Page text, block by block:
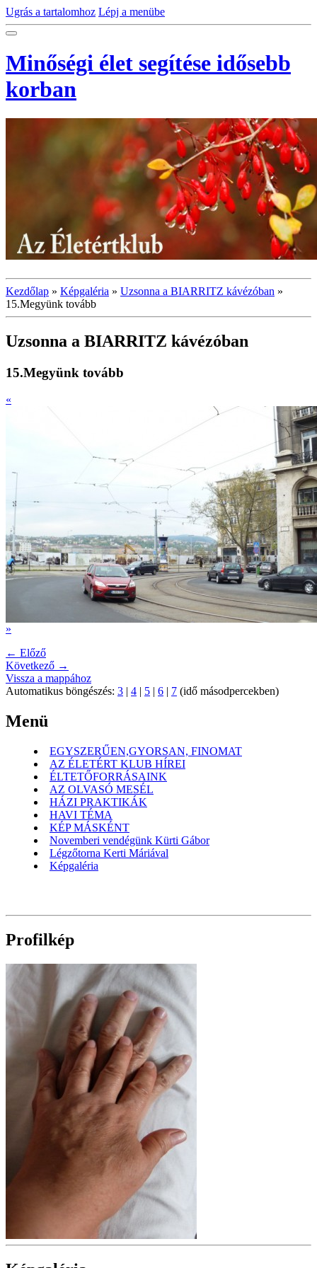
Ugrás a tartalomhoz Lépj a menübe
Minőségi élet segítése idősebb
korban
Kezdőlap » Képgaléria » Uzsonna a BIARRITZ kávézóban »
15.Megyünk tovább
Uzsonna a BIARRITZ kávézóban
15.Megyünk tovább
«
»
← Előző
Következő →
Vissza a mappához
Automatikus böngészés: 3 | 4 | 5 | 6 | 7 (idő másodpercekben)
Menü
EGYSZERŰEN,GYORSAN, FINOMAT
AZ ÉLETÉRT KLUB HÍREI
ÉLTETŐFORRÁSAINK
AZ OLVASÓ MESÉL
HÁZI PRAKTIKÁK
HAVI TÉMA
KÉP MÁSKÉNT
Novemberi vendégünk Kürti Gábor
Légzőtorna Kerti Máriával
Képgaléria
Profilkép